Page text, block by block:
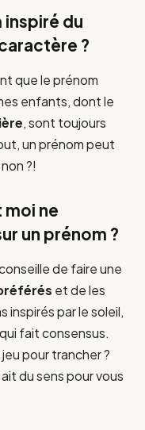
inspiré du
?
que le prénom
enfants, dont le
, sont toujours
un prénom peut
?!
moi ne
un prénom ?
de faire une
et de les
inspirés par le soleil,
fait consensus.
pour trancher ?
du sens pour vous